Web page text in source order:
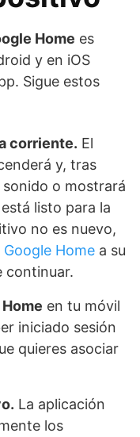
Home es
y en iOS
Sigue estos
corriente. El
y, tras
o mostrará
listo para la
no es nuevo,
Home a su
continuar.
en tu móvil
iniciado sesión
quieres asociar
La aplicación
los